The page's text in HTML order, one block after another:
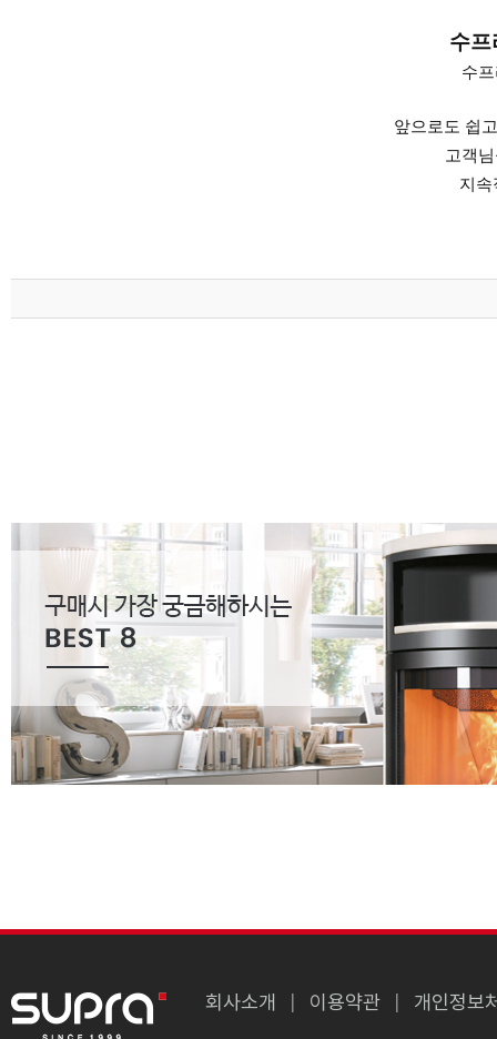
수
수
앞으로도 쉽
고객
지속
회사소개 이용약관 개인정보